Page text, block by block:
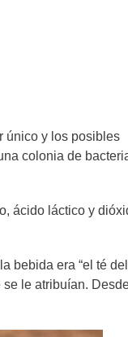
único y los posibles
colonia de
ácido láctico y
bebida era “el té del
se le atribuían.